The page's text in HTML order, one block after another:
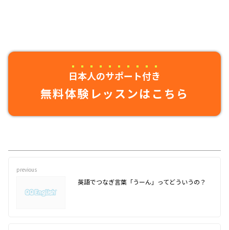
日本人のサポート付き
無料体験レッスンはこちら
previous
英語でつなぎ言葉「うーん」ってどういうの？